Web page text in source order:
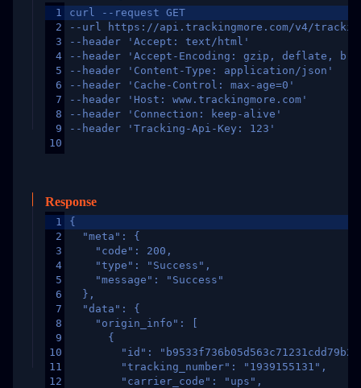
1
2
3
4
5
6
7
8
9
10
curl --request GET
--url https://api.trackingmore.com/v4/trackings/
--header 'Accept: text/html'
--header 'Accept-Encoding: gzip, deflate,
--header 'Content-Type: application/json'
--header 'Cache-Control: max-age=0'
--header 'Host: www.trackingmore.com'
--header 'Connection: keep-alive'
--header 'Tracking-Api-Key: 123'
Response
1
2
3
4
5
6
7
8
9
10
11
12
{
  "meta": {
    "code": 200,
    "type": "Success",
    "message": "Success"
  },
  "data": {
    "origin_info": [
      {
"id":
        "tracking_number": "1939155131",
        "carrier_code": "ups",